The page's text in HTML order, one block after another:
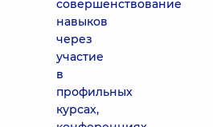
совершенствование
навыков
через
участие
в
профильных
курсах,